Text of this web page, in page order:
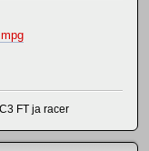
FT ja racer